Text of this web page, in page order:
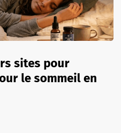
sites pour
le sommeil en